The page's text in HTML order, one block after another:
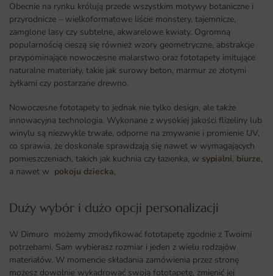
Obecnie na rynku królują przede wszystkim motywy botaniczne i
przyrodnicze – wielkoformatowe liście monstery, tajemnicze,
zamglone lasy czy subtelne, akwarelowe kwiaty. Ogromną
popularnością cieszą się również wzory geometryczne, abstrakcje
przypominające nowoczesne malarstwo oraz fototapety imitujące
naturalne materiały, takie jak surowy beton, marmur ze złotymi
żyłkami czy postarzane drewno.
Nowoczesne fototapety to jednak nie tylko design, ale także
innowacyjna technologia. Wykonane z wysokiej jakości flizeliny lub
winylu są niezwykle trwałe, odporne na zmywanie i promienie UV,
co sprawia, że doskonale sprawdzają się nawet w wymagających
pomieszczeniach, takich jak kuchnia czy łazienka, w sypialni, biurze,
a nawet w pokoju dziecka,
Duży wybór i dużo opcji personalizacji ​
W Dimuro możemy zmodyfikować fototapetę zgodnie z Twoimi
potrzebami. Sam wybierasz rozmiar i jeden z wielu rodzajów
materiałów. W momencie składania zamówienia przez stronę
możesz dowolnie wykadrować swoją fototapetę, zmienić jej